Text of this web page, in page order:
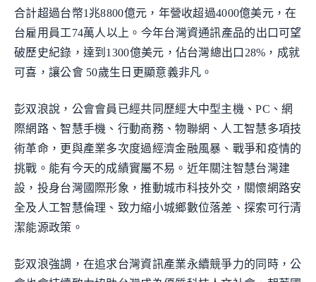
合計超過台幣1兆8800億元，年營收超過4000億美元，在
台雇用員工74萬人以上。今年台灣資通訊產品的出口可望
破歷史紀錄，達到1300億美元，佔台灣總出口28%，成就
可喜，讓公會 50歲生日更顯意義非凡。
彭双浪說，公會會員已經共同歷經大中型主機、PC、網
際網路、智慧手機、行動商務、物聯網、人工智慧多項技
術革命，更與產業多次度過經濟金融風暴、戰爭和疫情的
挑戰。能有今天的成績實屬不易。近年關注智慧台灣建
設，投身台灣國際形象，推動城市科技外交，關懷網路安
全及人工智慧倫理、致力縮小城鄉數位落差、探索可行清
潔能源政策。
彭双浪強調，在追求台灣資訊產業永續競爭力的同時，公